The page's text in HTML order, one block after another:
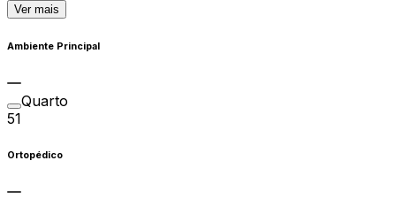
Ver mais
Ambiente Principal
Quarto
51
Ortopédico